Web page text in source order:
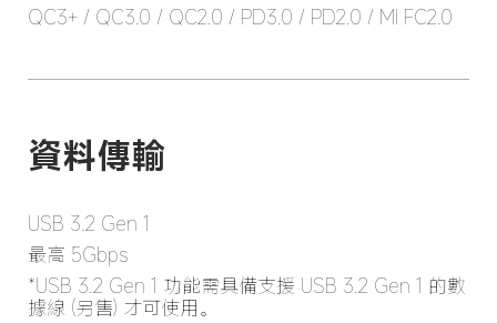
QC3+ / QC3.0 / QC2.0 / PD3.0 / PD2.0 / MI FC2.0
USB 3.2 Gen 1
最高 5Gbps
*USB 3.2 Gen 1 功能需具備支援 USB 3.2 Gen 1 的數
據線 (另售) 才可使用。